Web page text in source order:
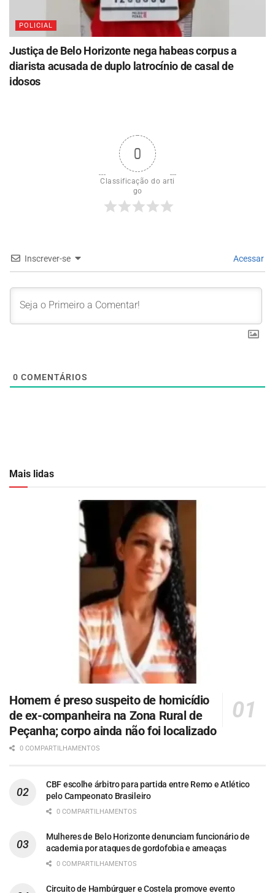
POLICIAL
Justiça de Belo Horizonte nega habeas corpus a
diarista acusada de duplo latrocínio de casal de
idosos
0
Classificação do arti
go
Inscrever-se Acessar
0 COMENTÁRIOS
Mais lidas
Homem é preso suspeito de homicídio
de ex-companheira na Zona Rural de
Peçanha; corpo ainda não foi localizado
0 COMPARTILHAMENTOS
CBF escolhe árbitro para partida entre Remo e Atlético
pelo Campeonato Brasileiro
0 COMPARTILHAMENTOS
Mulheres de Belo Horizonte denunciam funcionário de
academia por ataques de gordofobia e ameaças
0 COMPARTILHAMENTOS
Circuito de Hambúrguer e Costela promove evento